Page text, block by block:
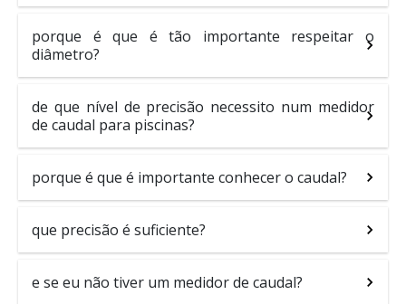
porque é que é tão importante respeitar o
diâmetro?
de que nível de precisão necessito num medidor
de caudal para piscinas?
porque é que é importante conhecer o caudal?
que precisão é suficiente?
e se eu não tiver um medidor de caudal?